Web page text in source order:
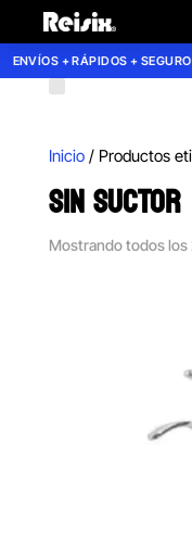
ENVÍOS + RÁPIDOS + SEGUROS
Inicio/ Productos
SIN SUCTOR
Mostrando todos los